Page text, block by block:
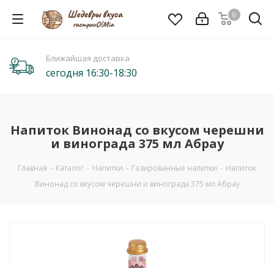
0
Ближайшая доставка
сегодня 16:30-18:30
Напиток Винонад со вкусом черешни
и винограда 375 мл Абрау
Главная - Каталог - Напитки - Газированные напитки - Напиток
Винонад со вкусом черешни и винограда 375 мл Абрау